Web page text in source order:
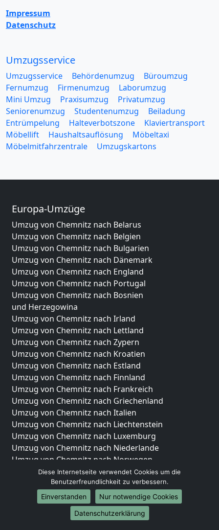
Impressum
Datenschutz
Umzugsservice
Umzugsservice Behördenumzug
Büroumzug
Fernumzug
Firmenumzug
Laborumzug
Mini Umzug
Praxisumzug
Privatumzug
Seniorenumzug
Studentenumzug
Beiladung
Entrümpelung
Halteverbotszone
Klaviertransport
Möbellift
Haushaltsauflösung
Möbeltaxi
Möbelmitfahrzentrale
Umzugskartons
Europa-Umzüge
Umzug von Chemnitz nach Belarus
Umzug von Chemnitz nach Belgien
Umzug von Chemnitz nach Bulgarien
Umzug von Chemnitz nach Dänemark
Umzug von Chemnitz nach England
Umzug von Chemnitz nach Portugal
Umzug von Chemnitz nach Bosnien
und Herzegowina
Umzug von Chemnitz nach Irland
Umzug von Chemnitz nach Lettland
Umzug von Chemnitz nach Zypern
Umzug von Chemnitz nach Kroatien
Umzug von Chemnitz nach Estland
Umzug von Chemnitz nach Finnland
Umzug von Chemnitz nach Frankreich
Umzug von Chemnitz nach Griechenland
Umzug von Chemnitz nach Italien
Umzug von Chemnitz nach Liechtenstein
Umzug von Chemnitz nach Luxemburg
Umzug von Chemnitz nach Niederlande
Umzug von Chemnitz nach Norwegen
Umzüge-Deutschlandweit
Umzug von Chemnitz nach Berlin
Umzug von Chemnitz nach Hamburg
Umzug von Chemnitz nach München
Diese Internetseite verwendet Cookies um die
Benutzerfreundlichkeit zu verbessern.
Einverstanden
Nur notwendige Cookies
Datenschutzerklärung